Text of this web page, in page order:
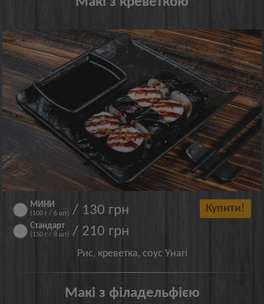
МИНИ
(100 г / 6 шт) / 130 грн
Стандарт
(150 г / 8 шт) / 210 грн
Купити!
Рис, креветка, соус Унагі
Макі з філадельфією